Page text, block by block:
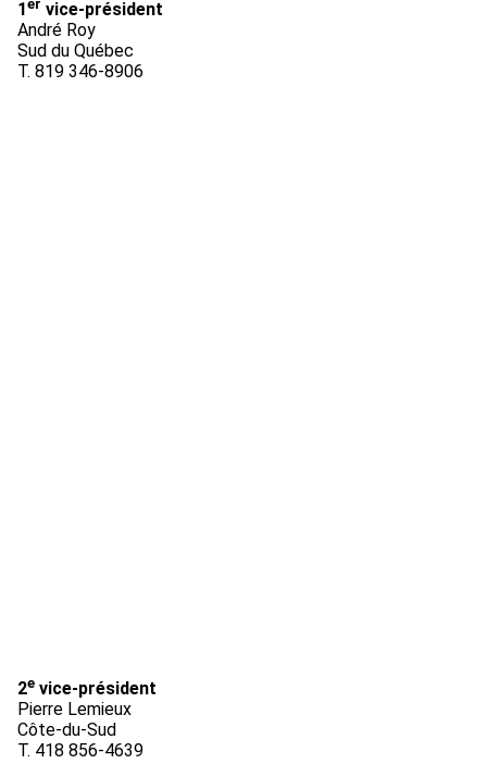
1 er vice-président
André Roy
Sud du Québec
T. 819 346-8906
2e vice-président
Pierre Lemieux
Côte-du-Sud
T. 418 856-4639